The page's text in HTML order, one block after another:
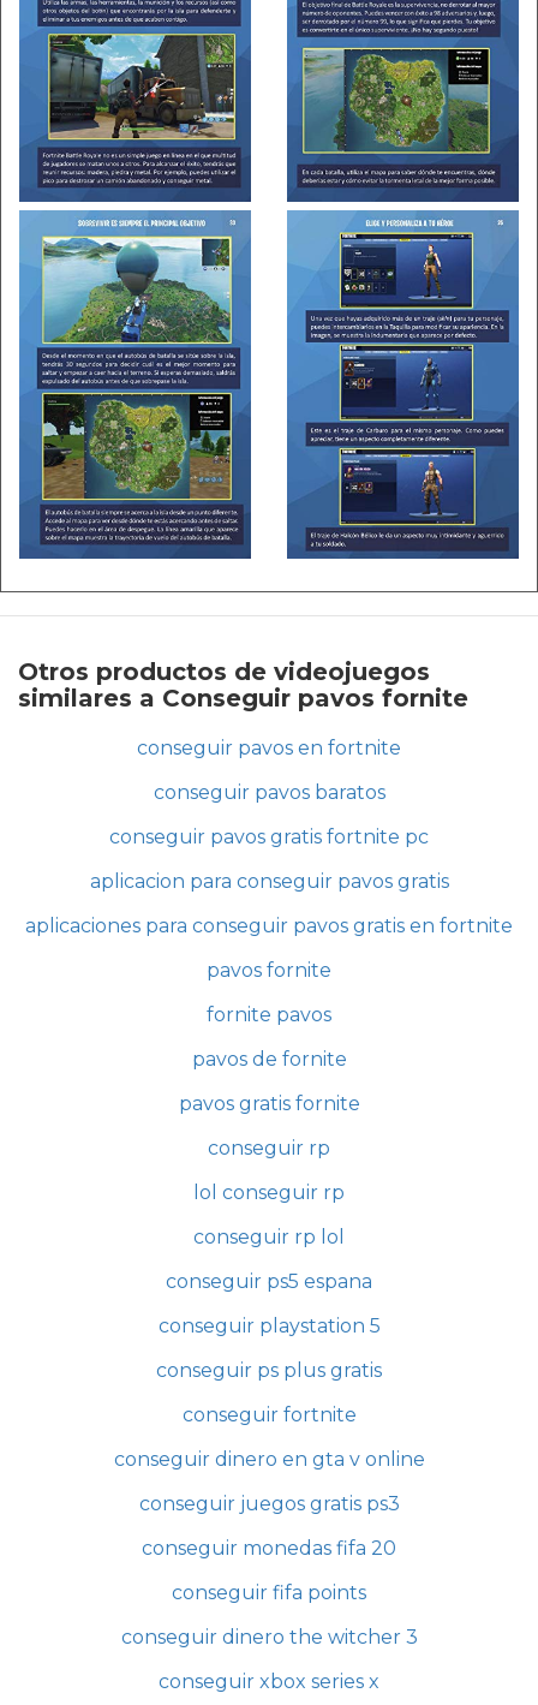
Otros productos de videojuegos
similares a Conseguir pavos fornite
conseguir pavos en fortnite
conseguir pavos baratos
conseguir pavos gratis fortnite pc
aplicacion para conseguir pavos gratis
aplicaciones para conseguir pavos gratis en fortnite
pavos fornite
fornite pavos
pavos de fornite
pavos gratis fornite
conseguir rp
lol conseguir rp
conseguir rp lol
conseguir ps5 espana
conseguir playstation 5
conseguir ps plus gratis
conseguir fortnite
conseguir dinero en gta v online
conseguir juegos gratis ps3
conseguir monedas fifa 20
conseguir fifa points
conseguir dinero the witcher 3
conseguir xbox series x